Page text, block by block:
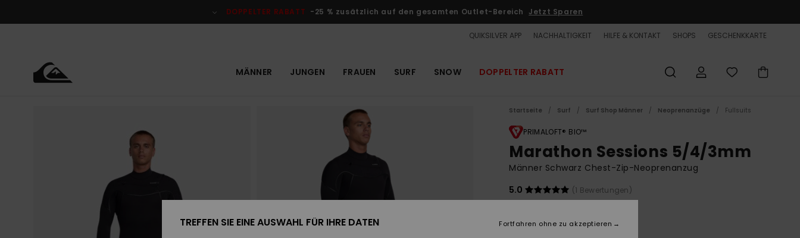
DOPPELTER RABATT -25 % zusätzlich auf den gesamten Outlet-Bereich Jetzt Sparen
QUIKSILVER APP NACHHALTIGKEIT HILFE & KONTAKT SHOPS GESCHENKKARTE
MÄNNER JUNGEN FRAUEN SURF SNOW DOPPELTER RABATT
Startseite Surf Surf Shop Männer Neoprenanzüge Fullsuits
PRIMALOFT® BIO™
Marathon Sessions 5/4/3mm
Männer Schwarz Chest-Zip-Neoprenanzug
5.0
(1 Bewertungen)
TREFFEN SIE EINE AUSWAHL FÜR IHRE DATEN Fortfahren ohne zu akzeptieren